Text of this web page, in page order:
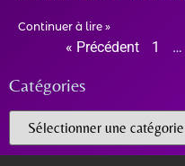
Continuer à lire »
« Précédent 1 …
Catégories